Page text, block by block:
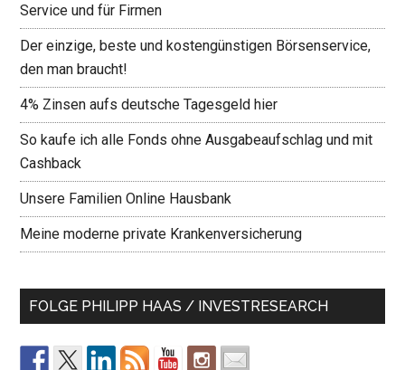
Service und für Firmen
Der einzige, beste und kostengünstigen Börsenservice,
den man braucht!
4% Zinsen aufs deutsche Tagesgeld hier
So kaufe ich alle Fonds ohne Ausgabeaufschlag und mit
Cashback
Unsere Familien Online Hausbank
Meine moderne private Krankenversicherung
FOLGE PHILIPP HAAS / INVESTRESEARCH